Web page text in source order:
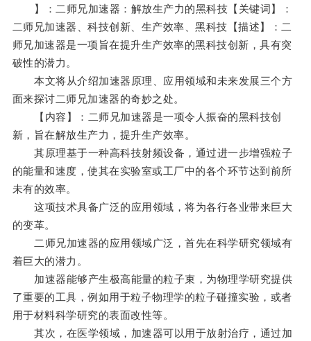
】：二师兄加速器：解放生产力的黑科技【关键词】：
二师兄加速器、科技创新、生产效率、黑科技【描述】：二
师兄加速器是一项旨在提升生产效率的黑科技创新，具有突
破性的潜力。
本文将从介绍加速器原理、应用领域和未来发展三个方
面来探讨二师兄加速器的奇妙之处。
【内容】：二师兄加速器是一项令人振奋的黑科技创
新，旨在解放生产力，提升生产效率。
其原理基于一种高科技射频设备，通过进一步增强粒子
的能量和速度，使其在实验室或工厂中的各个环节达到前所
未有的效率。
这项技术具备广泛的应用领域，将为各行各业带来巨大
的变革。
二师兄加速器的应用领域广泛，首先在科学研究领域有
着巨大的潜力。
加速器能够产生极高能量的粒子束，为物理学研究提供
了重要的工具，例如用于粒子物理学的粒子碰撞实验，或者
用于材料科学研究的表面改性等。
其次，在医学领域，加速器可以用于放射治疗，通过加